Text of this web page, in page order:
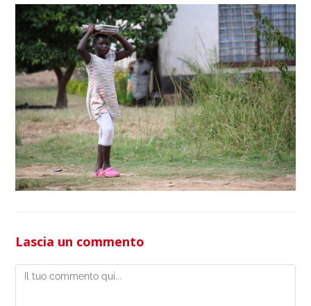
Lascia un commento